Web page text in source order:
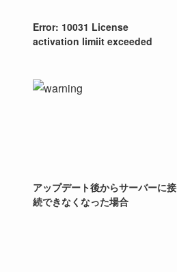
Error: 10031 License
activation limiit exceeded
アップデート後からサーバーに接
続できなくなった場合